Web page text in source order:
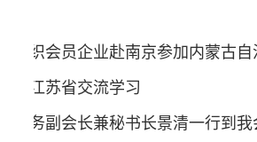
赴江苏省交流学习
常务副会长兼秘书长景清一行到我